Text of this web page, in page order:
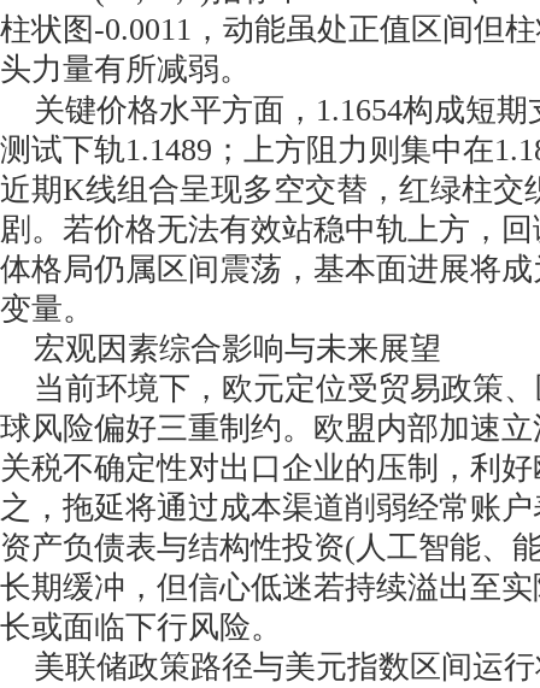
柱状图-0.0011，动能虽处正值区间但
头力量有所减弱。
关键价格水平方面，1.1654构成短期
测试下轨1.1489；上方阻力则集中在
近期K线组合呈现多空交替，红绿柱交
剧。若价格无法有效站稳中轨上方，
体格局仍属区间震荡，基本面进展将
变量。
宏观因素综合影响与未来展望
当前环境下，欧元定位受贸易政策
球风险偏好三重制约。欧盟内部加速
关税不确定性对出口企业的压制，利
之，拖延将通过成本渠道削弱经常账
资产负债表与结构性投资(人工智能、
长期缓冲，但信心低迷若持续溢出至
长或面临下行风险。
美联储政策路径与美元指数区间运